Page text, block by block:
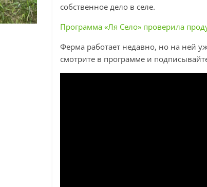
собственное дело в селе.
Программа «Ля Село» проверила
Ферма работает недавно, но на ней
смотрите в программе и